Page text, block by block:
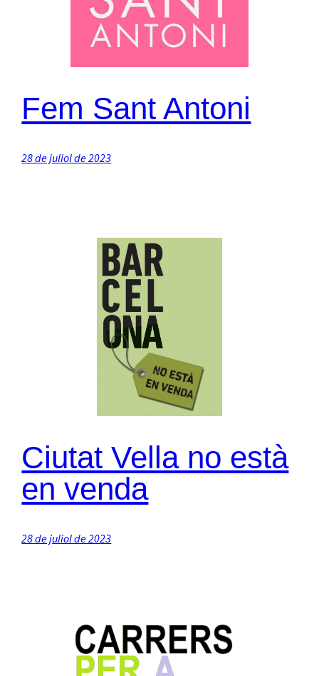
Fem Sant Antoni
28 de juliol de 2023
Ciutat Vella no està
en venda
28 de juliol de 2023